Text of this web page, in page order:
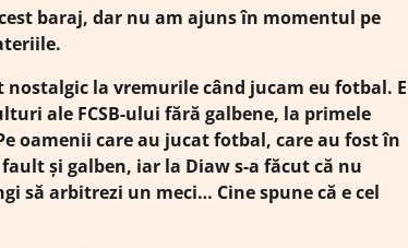
baraj, dar nu am ajuns în momentul pe
la vremurile când jucam eu fotbal. E
ale FCSB-ului fără galbene, la primele
oamenii care au jucat fotbal, care au fost în
și galben, iar la Diaw s-a făcut că nu
să arbitrezi un meci… Cine spune că e cel